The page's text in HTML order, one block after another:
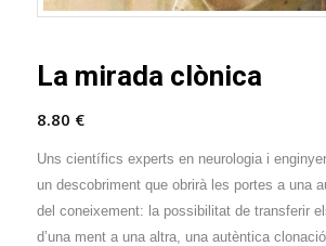
La mirada clònica
8.80 €
Uns científics experts en neurologia i
un descobriment que obrirà les portes a una
del coneixement: la possibilitat de transferir
d’una ment a una altra, una autèntica